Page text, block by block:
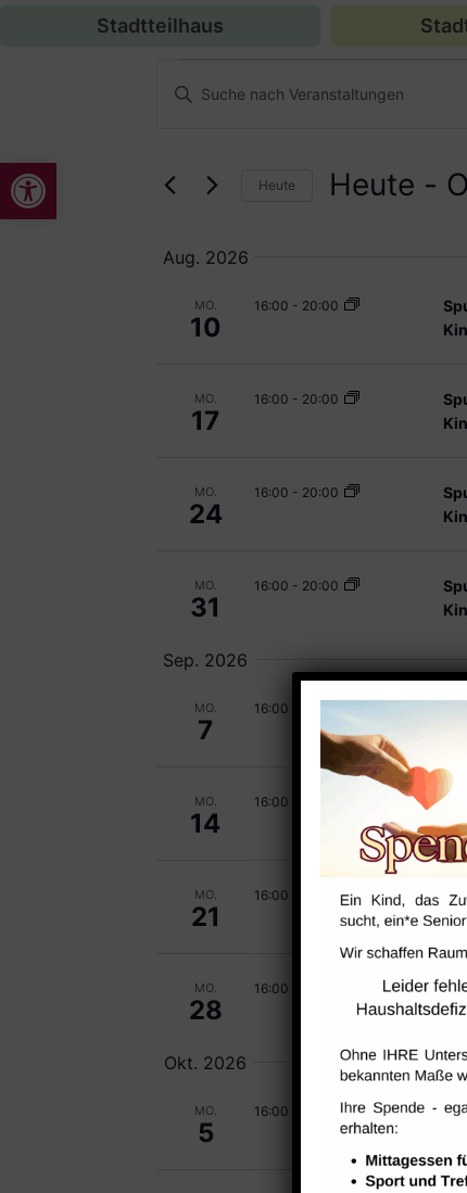
Werkzeugleiste öffnen
Stadtteilhaus
Veranstaltungen
Ansichten,
Navigation
Bitte
Schlüsselwort
Schlüsselwort.Heute Heute -
Aug. 2026
MO.
10
16:00 - 20:00
MO.
17
16:00 - 20:00
MO.
24
16:00 - 20:00
MO.
31
16:00 - 20:00
Sep. 2026
MO.
7
16:00
MO.
14
16:00
MO.
21
16:00
MO.
28
16:00
Okt. 2026
MO.
5
16:00